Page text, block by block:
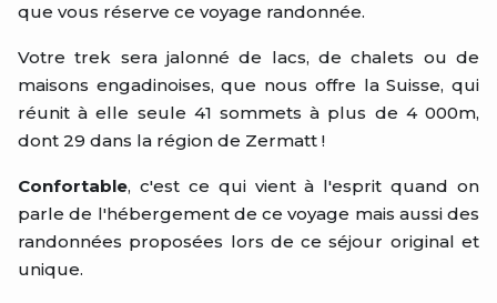
que vous réserve ce voyage randonnée.
Votre trek sera jalonné de lacs, de chalets ou de
maisons engadinoises, que nous offre la Suisse, qui
réunit à elle seule 41 sommets à plus de 4 000m,
dont 29 dans la région de Zermatt !
Confortable, c'est ce qui vient à l'esprit quand on
parle de l'hébergement de ce voyage mais aussi des
randonnées proposées lors de ce séjour original et
unique.